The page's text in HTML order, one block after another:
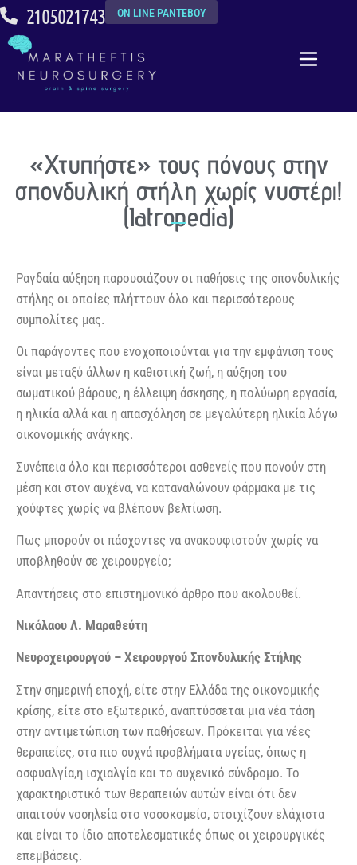
2105021743 ON LINE ΡΑΝΤΕΒΟΥ
«Χτυπήστε» τους πόνους στην
σπονδυλική στήλη χωρίς νυστέρι!
(Iatropedia)
Ραγδαία αύξηση παρουσιάζουν οι παθήσεις της σπονδυλικής
στήλης οι οποίες πλήττουν όλο και περισσότερους
συμπολίτες μας.
Οι παράγοντες που ενοχοποιούνται για την εμφάνιση τους
είναι μεταξύ άλλων η καθιστική ζωή, η αύξηση του
σωματικού βάρους, η έλλειψη άσκησης, η πολύωρη εργασία,
η ηλικία αλλά και η απασχόληση σε μεγαλύτερη ηλικία λόγω
οικονομικής ανάγκης.
Συνέπεια όλο και περισσότεροι ασθενείς που πονούν στη
μέση και στον αυχένα, να καταναλώνουν φάρμακα με τις
χούφτες χωρίς να βλέπουν βελτίωση.
Πως μπορούν οι πάσχοντες να ανακουφιστούν χωρίς να
υποβληθούν σε χειρουργείο;
Απαντήσεις στο επιστημονικό άρθρο που ακολουθεί.
Νικόλαου Λ. Μαραθεύτη
Νευροχειρουργού – Χειρουργού Σπονδυλικής Στήλης
Στην σημερινή εποχή, είτε στην Ελλάδα της οικονομικής
κρίσης, είτε στο εξωτερικό, αναπτύσσεται μια νέα τάση
στην αντιμετώπιση των παθήσεων. Πρόκειται για νέες
θεραπείες, στα πιο συχνά προβλήματα υγείας, όπως η
οσφυαλγία,η ισχιαλγία και το αυχενικό σύνδρομο. Το
χαρακτηριστικό των θεραπειών αυτών είναι ότι δεν
απαιτούν νοσηλεία στο νοσοκομείο, στοιχίζουν ελάχιστα
και είναι το ίδιο αποτελεσματικές όπως οι χειρουργικές
επεμβάσεις.